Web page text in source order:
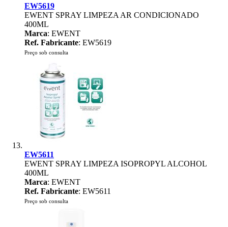
EW5619
EWENT SPRAY LIMPEZA AR CONDICIONADO
400ML
Marca: EWENT
Ref. Fabricante: EW5619
Preço sob consulta
EW5611
EWENT SPRAY LIMPEZA ISOPROPYL ALCOHOL
400ML
Marca: EWENT
Ref. Fabricante: EW5611
Preço sob consulta